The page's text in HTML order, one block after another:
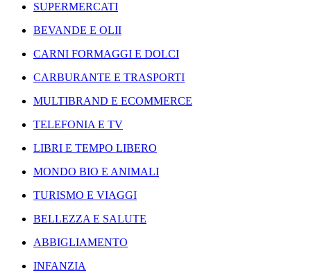
SUPERMERCATI
BEVANDE E OLII
CARNI FORMAGGI E DOLCI
CARBURANTE E TRASPORTI
MULTIBRAND E ECOMMERCE
TELEFONIA E TV
LIBRI E TEMPO LIBERO
MONDO BIO E ANIMALI
TURISMO E VIAGGI
BELLEZZA E SALUTE
ABBIGLIAMENTO
INFANZIA